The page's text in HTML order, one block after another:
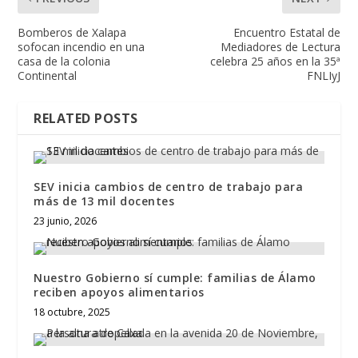
Bomberos de Xalapa
sofocan incendio en una
casa de la colonia
Continental
Encuentro Estatal de
Mediadores de Lectura
celebra 25 años en la 35ª
FNLIyJ
RELATED POSTS
SEV inicia cambios de centro de trabajo para
más de 13 mil docentes
23 junio, 2026
Nuestro Gobierno sí cumple: familias de Álamo
reciben apoyos alimentarios
18 octubre, 2025